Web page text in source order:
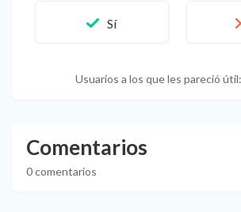
Usuarios a los que les pareció
Comentarios
0 comentarios